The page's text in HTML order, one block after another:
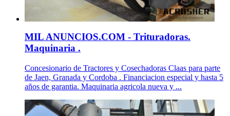
MIL ANUNCIOS.COM - Trituradoras.
Maquinaria .
Concesionario de Tractores y Cosechadoras Claas para parte
de Jaen, Granada y Cordoba . Financiacion especial y hasta 5
años de garantia. Maquinaria agricola nueva y ...